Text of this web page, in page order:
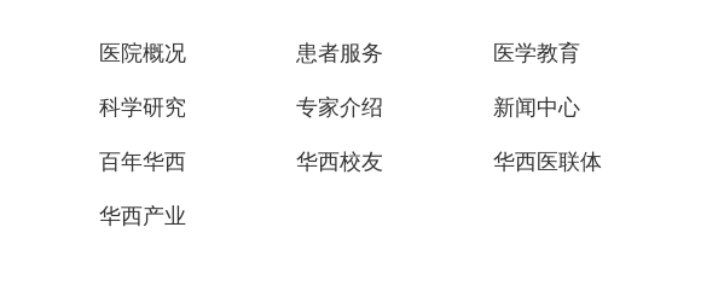
医院概况 患者服务 医学教育
科学研究 专家介绍 新闻中心
百年华西 华西校友 华西医联体
华西产业